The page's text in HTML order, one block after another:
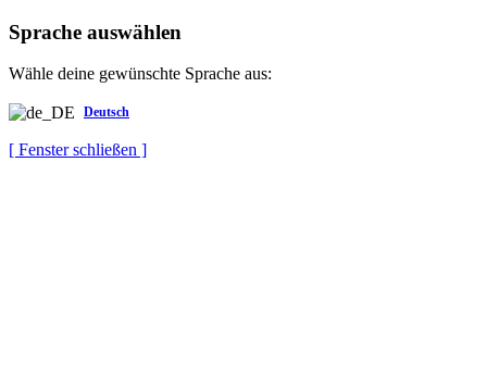
Sprache auswählen
Wähle deine gewünschte Sprache aus:
Deutsch
[ Fenster schließen ]